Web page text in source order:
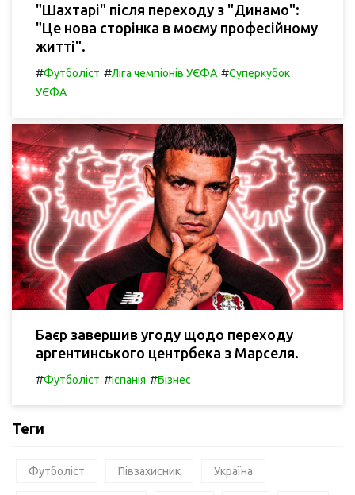
"Шахтарі" після переходу з "Динамо":
"Це нова сторінка в моєму професійному
житті".
#Футболіст #Ліга чемпіонів УЄФА #Суперкубок
УЄФА
Баєр завершив угоду щодо переходу
аргентинського центрбека з Марселя.
#Футболіст #Іспанія #Бізнес
Теги
Футболіст Півзахисник Україна